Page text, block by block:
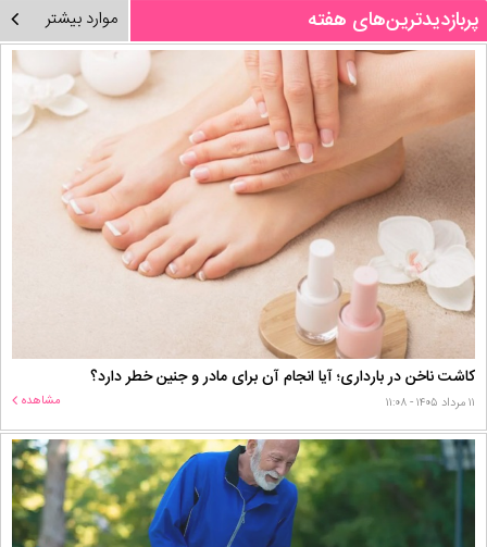
پربازدیدترین‌های هفته موارد بیشتر
کاشت ناخن در بارداری؛ آیا انجام آن برای مادر و جنین خطر دارد؟
۱۱ مرداد ۱۴۰۵ - ۱۱:۰۸ مشاهده